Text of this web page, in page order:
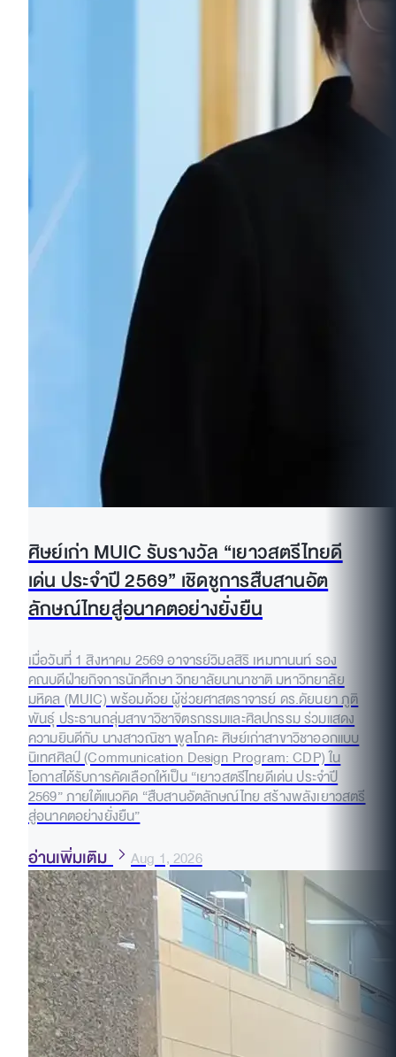
ศิษย์เก่า MUIC รับรางวัล “เยาวสตรีไทยดี
เด่น ประจำปี 2569” เชิดชูการสืบสานอัต
ลักษณ์ไทยสู่อนาคตอย่างยั่งยืน
เมื่อวันที่ 1 สิงหาคม 2569 อาจารย์วิมลสิริ เหมทานนท์ รอง
คณบดีฝ่ายกิจการนักศึกษา วิทยาลัยนานาชาติ มหาวิทยาลัย
มหิดล (MUIC) พร้อมด้วย ผู้ช่วยศาสตราจารย์ ดร.ดัยนยา ภูติ
พันธุ์ ประธานกลุ่มสาขาวิชาจิตรกรรมและศิลปกรรม ร่วมแสดง
ความยินดีกับ นางสาวณิชา พูลโภคะ ศิษย์เก่าสาขาวิชาออกแบบ
นิเทศศิลป์ (Communication Design Program: CDP) ใน
โอกาสได้รับการคัดเลือกให้เป็น “เยาวสตรีไทยดีเด่น ประจำปี
2569” ภายใต้แนวคิด “สืบสานอัตลักษณ์ไทย สร้างพลังเยาวสตรี
สู่อนาคตอย่างยั่งยืน”
อ่านเพิ่มเติม Aug 1, 2026